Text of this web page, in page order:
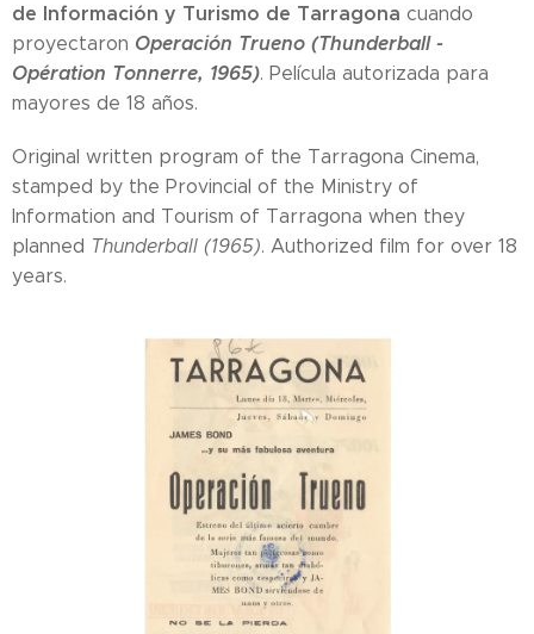
de Información y Turismo de Tarragona cuando
proyectaron Operación Trueno (Thunderball -
Opération Tonnerre, 1965). Película autorizada para
mayores de 18 años.
Original written program of the Tarragona Cinema,
stamped by the Provincial of the Ministry of
Information and Tourism of Tarragona when they
planned Thunderball (1965). Authorized film for over 18
years.